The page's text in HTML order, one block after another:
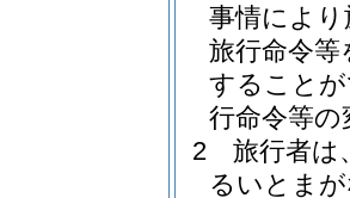
事情によ
旅行命令
すること
行命令等
2
旅行者は
るいとま